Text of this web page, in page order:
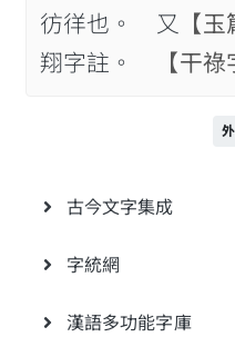
彷徉也。 又
【玉
翔字註。
【干祿
古今文字集成
字統網
漢語多功能字庫